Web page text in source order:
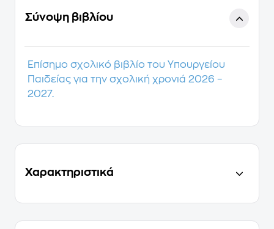
Σύνοψη βιβλίου
Επίσημο σχολικό βιβλίο του Υπουργείου
Παιδείας για την σχολική χρονιά 2026 –
2027.
Χαρακτηριστικά